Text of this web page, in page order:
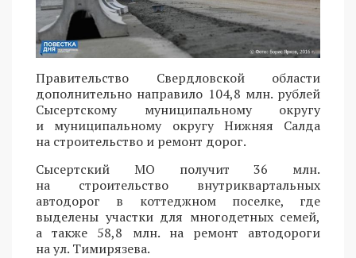
Правительство Свердловской области
дополнительно направило 104,8 млн. рублей
Сысертскому муниципальному округу
и муниципальному округу Нижняя Салда
на строительство и ремонт дорог.
Сысертский МО получит 36 млн.
на строительство внутриквартальных
автодорог в коттеджном поселке, где
выделены участки для многодетных семей,
а также 58,8 млн. на ремонт автодороги
на ул. Тимирязева.